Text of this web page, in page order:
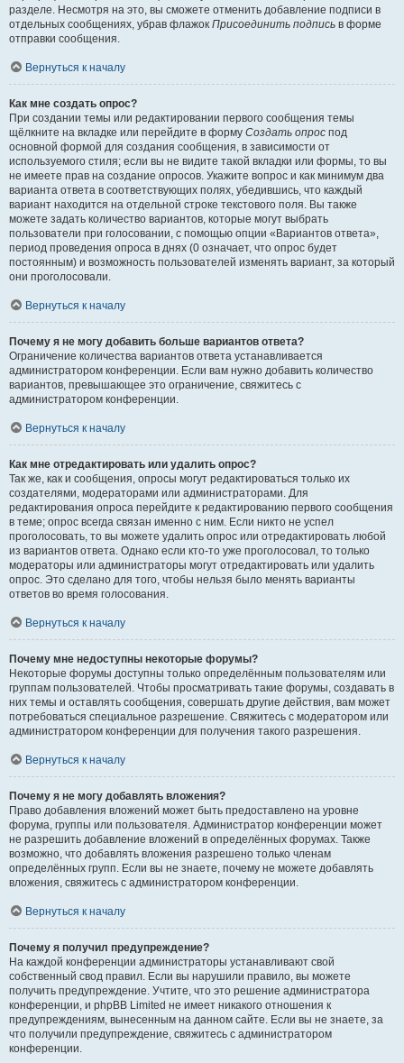
разделе. Несмотря на это, вы сможете отменить добавление подписи в
отдельных сообщениях, убрав флажок Присоединить подпись в форме
отправки сообщения.
Вернуться к началу
Как мне создать опрос?
При создании темы или редактировании первого сообщения темы
щёлкните на вкладке или перейдите в форму Создать опрос под
основной формой для создания сообщения, в зависимости от
используемого стиля; если вы не видите такой вкладки или формы, то вы
не имеете прав на создание опросов. Укажите вопрос и как минимум два
варианта ответа в соответствующих полях, убедившись, что каждый
вариант находится на отдельной строке текстового поля. Вы также
можете задать количество вариантов, которые могут выбрать
пользователи при голосовании, с помощью опции «Вариантов ответа»,
период проведения опроса в днях (0 означает, что опрос будет
постоянным) и возможность пользователей изменять вариант, за который
они проголосовали.
Вернуться к началу
Почему я не могу добавить больше вариантов ответа?
Ограничение количества вариантов ответа устанавливается
администратором конференции. Если вам нужно добавить количество
вариантов, превышающее это ограничение, свяжитесь с
администратором конференции.
Вернуться к началу
Как мне отредактировать или удалить опрос?
Так же, как и сообщения, опросы могут редактироваться только их
создателями, модераторами или администраторами. Для
редактирования опроса перейдите к редактированию первого сообщения
в теме; опрос всегда связан именно с ним. Если никто не успел
проголосовать, то вы можете удалить опрос или отредактировать любой
из вариантов ответа. Однако если кто-то уже проголосовал, то только
модераторы или администраторы могут отредактировать или удалить
опрос. Это сделано для того, чтобы нельзя было менять варианты
ответов во время голосования.
Вернуться к началу
Почему мне недоступны некоторые форумы?
Некоторые форумы доступны только определённым пользователям или
группам пользователей. Чтобы просматривать такие форумы, создавать в
них темы и оставлять сообщения, совершать другие действия, вам может
потребоваться специальное разрешение. Свяжитесь с модератором или
администратором конференции для получения такого разрешения.
Вернуться к началу
Почему я не могу добавлять вложения?
Право добавления вложений может быть предоставлено на уровне
форума, группы или пользователя. Администратор конференции может
не разрешить добавление вложений в определённых форумах. Также
возможно, что добавлять вложения разрешено только членам
определённых групп. Если вы не знаете, почему не можете добавлять
вложения, свяжитесь с администратором конференции.
Вернуться к началу
Почему я получил предупреждение?
На каждой конференции администраторы устанавливают свой
собственный свод правил. Если вы нарушили правило, вы можете
получить предупреждение. Учтите, что это решение администратора
конференции, и phpBB Limited не имеет никакого отношения к
предупреждениям, вынесенным на данном сайте. Если вы не знаете, за
что получили предупреждение, свяжитесь с администратором
конференции.